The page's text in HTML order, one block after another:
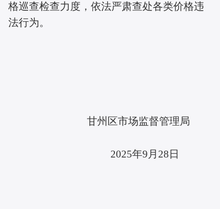
格巡查检查力度，依法严肃查处各类价格违
法行为。
甘州区市场监督管理局
2025年9月28日